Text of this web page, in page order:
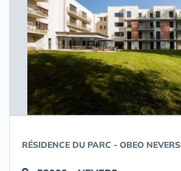
RÉSIDENCE DU PARC - OBEO NEVERS